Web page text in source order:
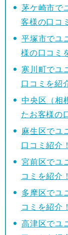
茅ケ崎市で
客様の口コ
平塚市でユ
様の口コミ
寒川町でユ
口コミを紹
中央区（相
たお客様の
麻生区でユ
口コミ紹介！
宮前区でユ
コミを紹介！
多摩区でユ
コミを紹介！
高津区でユ